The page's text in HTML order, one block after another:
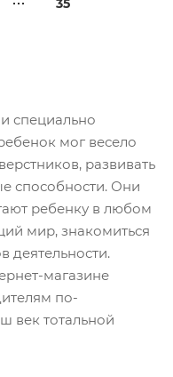
35
специально
мог весело
развивать
способности. Они
ребенку в любом
мир, знакомиться
деятельности.
магазине
по-
век тотальной